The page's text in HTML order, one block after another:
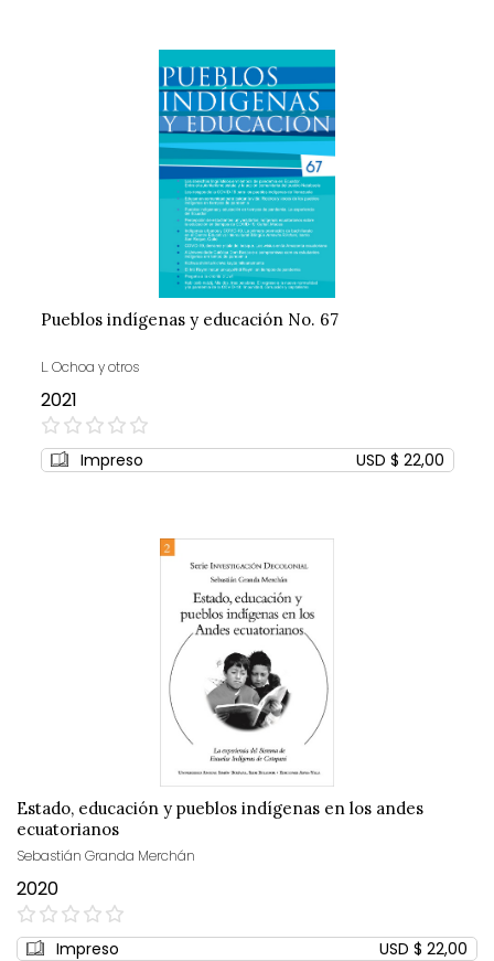
Pueblos indígenas y educación No. 67
L. Ochoa y otros
2021
0%
Impreso USD $ 22,00
Estado, educación y pueblos indígenas en los andes
ecuatorianos
Sebastián Granda Merchán
2020
0%
Impreso USD $ 22,00